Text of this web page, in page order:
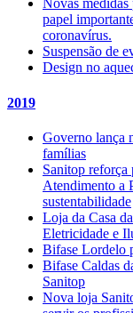
Novas medidas
papel
coronavírus.
Suspensão de
Design no
2019
Governo lança
famílias
Sanitop reforça
Atendimento a
sustentabilidade
Loja da Casa
Eletricidade e
Bifase Lordelo
Bifase Caldas
Sanitop
Nova loja